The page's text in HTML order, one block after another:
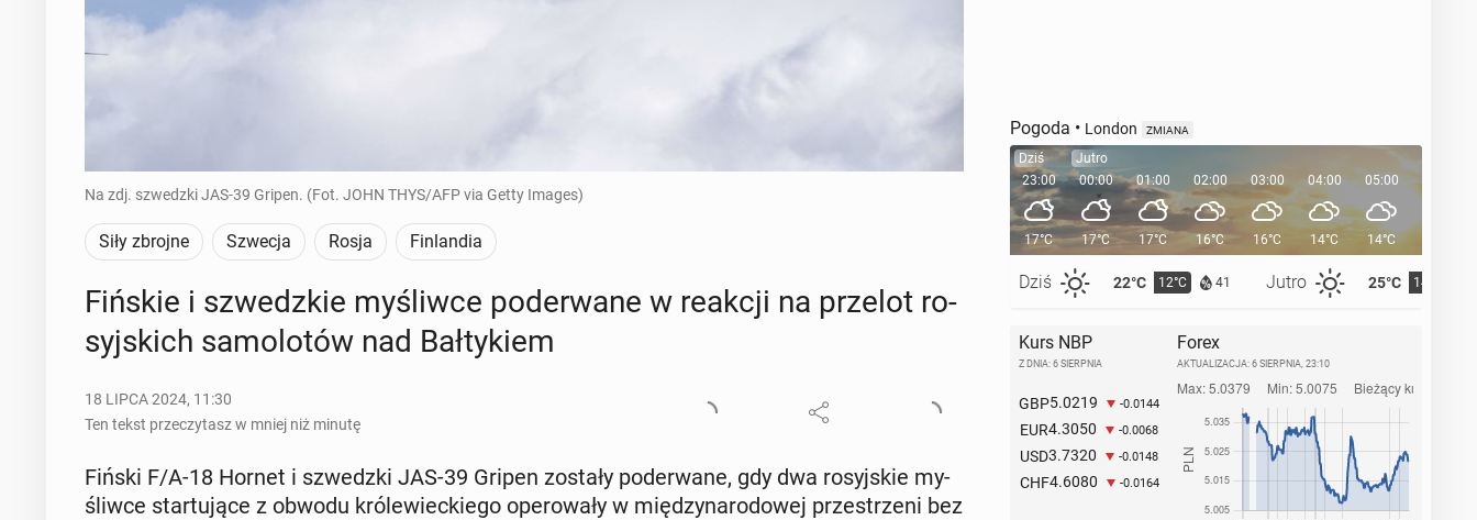
Na zdj. szwedzki JAS-39 Gripen. (Fot. JOHN THYS/AFP via Getty Images)
Siły zbrojne Szwecja Rosja Finlandia
Fińskie i szwedz­kie my­śliw­ce po­de­rwa­ne w reakcji na przelot ro­
syj­skich sa­mo­lo­tów nad Bał­ty­kiem
18 LIPCA 2024, 11:30
Ten tekst przeczytasz w mniej niż minutę
Fiński F/A-18 Hornet i szwedz­ki JAS-39 Gripen zostały po­de­rwa­ne, gdy dwa ro­syj­skie my­
śliw­ce star­tu­ją­ce z obwodu kró­le­wiec­kie­go ope­ro­wa­ły w mię­dzy­na­ro­do­wej prze­strze­ni bez
Pogoda • London ZMIANA
Dziś
23:00
17°C
Dziś 22°C 12°C 41 Jutro 25°C 14°C
Jutro
00:00
17°C
01:00
17°C
02:00
16°C
03:00
16°C
04:00
14°C
05:00
14°C
Kurs NBP
Z DNIA: 6 SIERPNIA
GBP5.0219 -0.0144
EUR4.3050 -0.0068
USD3.7320 -0.0148
CHF4.6080 -0.0164
Forex
AKTUALIZACJA: 6 SIERPNIA, 23:10